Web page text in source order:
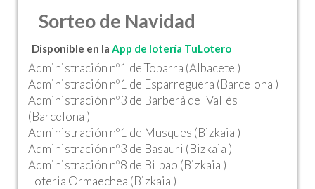
Sorteo de Navidad
Disponible en la App de lotería TuLotero
Administración nº1 de Tobarra (Albacete )
Administración nº1 de Esparreguera (Barcelona )
Administración nº3 de Barberà del Vallès
(Barcelona )
Administración nº1 de Musques (Bizkaia )
Administración nº3 de Basauri (Bizkaia )
Administración nº8 de Bilbao (Bizkaia )
Loteria Ormaechea (Bizkaia )